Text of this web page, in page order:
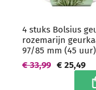
4 stuks Bolsius
rozemarijn
97/85 mm (45
grootverpakking
€ 25,49
€ 33,99